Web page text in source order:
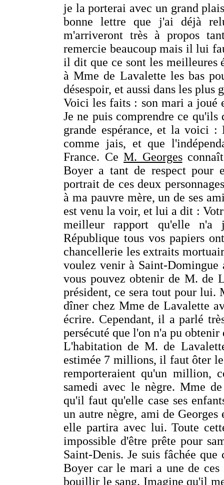
je la porterai avec un grand
bonne lettre que j'ai déjà
m'arriveront très à propos
remercie beaucoup mais il lui
il dit que ce sont les meilleures
à Mme de Lavalette les bas
désespoir, et aussi dans les plus
Voici les faits : son mari a joué
Je ne puis comprendre ce qu'ils
grande espérance, et la voici
comme jais, et que
France. Ce M. Georges
Boyer a tant de respect pour
portrait de ces deux
à ma pauvre mère, un de ses
est venu la voir, et lui a dit :
meilleur rapport qu'elle n'a
République tous vos papiers
chancellerie les extraits
voulez venir à Saint-
vous pouvez obtenir de M. de
président, ce sera tout pour lui.
dîner chez Mme de Lavalette
écrire. Cependant, il a parlé
persécuté que l'on n'a pu
L'habitation de M. de
estimée 7 millions, il faut ôter
remporteraient qu'un million,
samedi avec le nègre. Mme
qu'il faut qu'elle case ses
un autre nègre, ami de
elle partira avec lui. Toute
impossible d'être prête pour
Saint-Denis. Je suis fâchée
Boyer car le mari a une de ces
bouillir le sang. Imagine qu'il